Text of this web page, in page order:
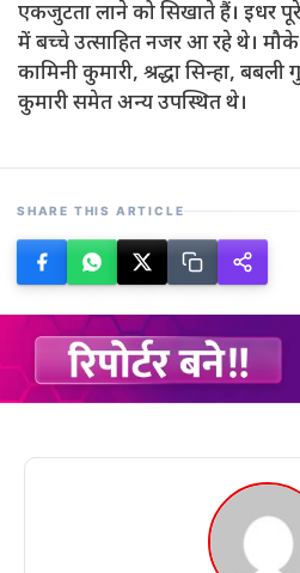
एकजुटता लाने को सिखाते हैं। इधर
में बच्चे उत्साहित नजर आ रहे थे। मौके
कामिनी कुमारी, श्रद्धा सिन्हा,
कुमारी समेत अन्य उपस्थित थे।
SHARE THIS ARTICLE